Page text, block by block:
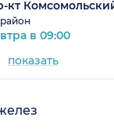
кт
в 09:00
показать